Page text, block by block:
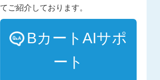
てご紹介しております。
BカートAIサポ
ート